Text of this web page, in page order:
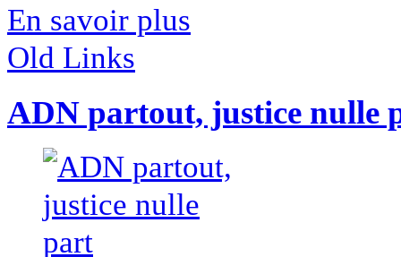
En savoir plus
Old Links
ADN partout, justice nulle